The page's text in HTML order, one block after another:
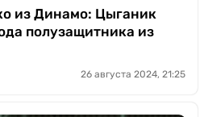
из Динамо: Цыганик
полузащитника из
26 августа 2024, 21:25